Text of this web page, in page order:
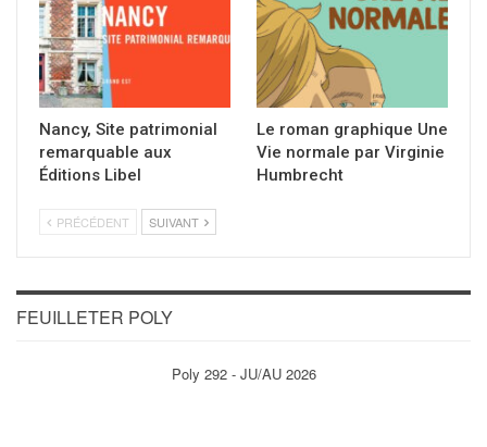
Nancy, Site patrimonial
remarquable aux
Éditions Libel
Le roman graphique Une
Vie normale par Virginie
Humbrecht
PRÉCÉDENT SUIVANT
FEUILLETER POLY
Poly 292 - JU/AU 2026